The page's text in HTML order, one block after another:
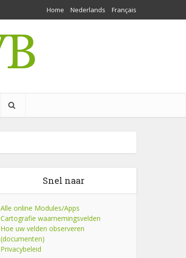
Home Nederlands Français
Snel naar
Alle online Modules/Apps
Cartografie waarnemingsvelden
Hoe uw velden observeren
(documenten)
Privacybeleid